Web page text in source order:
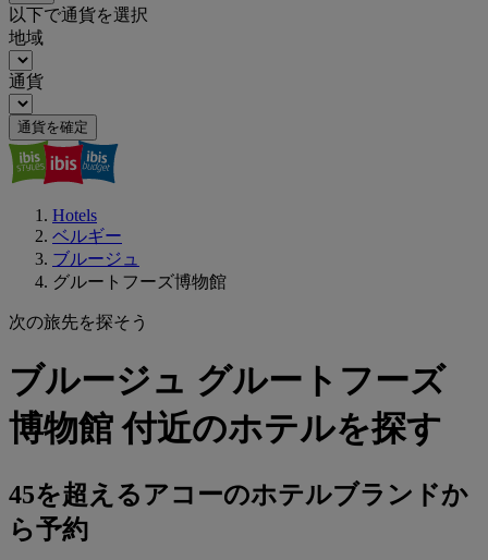
以下で通貨を選択
地域
通貨
通貨を確定
Hotels
ベルギー
ブルージュ
グルートフーズ博物館
次の旅先を探そう
ブルージュ グルートフーズ
博物館 付近のホテルを探す
45を超えるアコーのホテルブランドか
ら予約